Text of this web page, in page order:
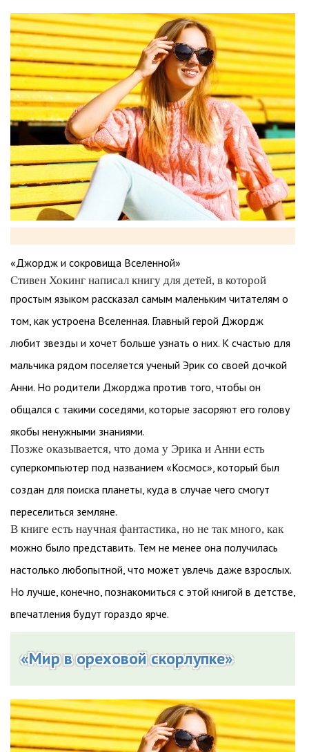
«Джордж и сокровища Вселенной»
Стивен Хокинг написал книгу для детей, в которой
простым языком рассказал самым маленьким читателям о
том, как устроена Вселенная. Главный герой Джордж
любит звезды и хочет больше узнать о них. К счастью для
мальчика рядом поселяется ученый Эрик со своей дочкой
Анни. Но родители Джорджа против того, чтобы он
общался с такими соседями, которые засоряют его голову
якобы ненужными знаниями.
Позже оказывается, что дома у Эрика и Анни есть
суперкомпьютер под названием «Космос», который был
создан для поиска планеты, куда в случае чего смогут
переселиться земляне.
В книге есть научная фантастика, но не так много, как
можно было представить. Тем не менее она получилась
настолько любопытной, что может увлечь даже взрослых.
Но лучше, конечно, познакомиться с этой книгой в детстве,
впечатления будут гораздо ярче.
«Мир в ореховой скорлупке»